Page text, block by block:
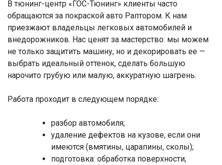
В тюнинг-центр «ГОС-Тюнинг» клиенты часто
обращаются за покраской авто Раптором. К нам
приезжают владельцы легковых автомобилей и
внедорожников. Нас ценят за мастерство: мы можем
не только защитить машину, но и декорировать ее —
выбрать идеальный оттенок, сделать большую
нарочито грубую или малую, аккуратную шагрень.
Работа проходит в следующем порядке:
разбор автомобиля;
удаление дефектов на кузове, если они
имеются (вмятины, царапины, сколы);
подготовка: обработка поверхности,